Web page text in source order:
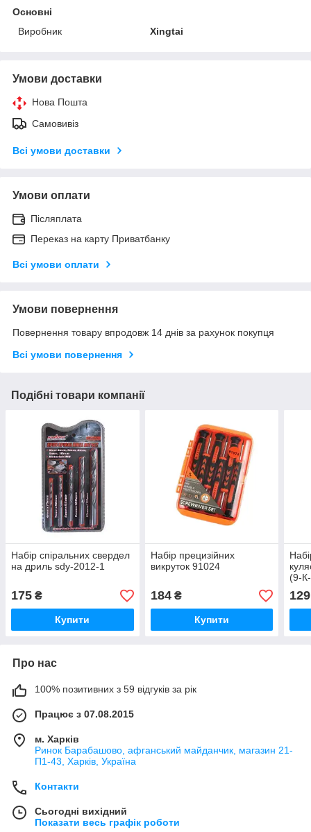
Основні
Виробник
Xingtai
Умови доставки
Нова Пошта
Самовивіз
Всі умови доставки
Умови оплати
Післяплата
Переказ на карту Приватбанку
Всі умови оплати
Умови повернення
Повернення товару впродовж 14 днів за рахунок покупця
Всі умови повернення
Подібні товари компанії
Набір спіральних свердел
на дриль sdy-2012-1
175 ₴
Купити
Набір прецизійних
викруток 91024
184₴
Купити
(9-
129
Про нас
100% позитивних з 59 відгуків за рік
Працює з 07.08.2015
м. Харків
Ринок Барабашово, афганський майданчик, магазин 21-
П1-43, Харків, Україна
Контакти
Сьогодні вихідний
Показати весь графік роботи